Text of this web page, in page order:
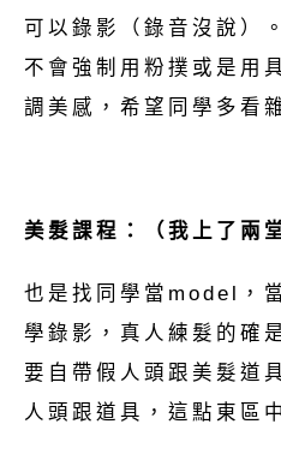
可以錄影（錄音沒說）
不會強制用粉撲或是用
調美感，希望同學多看
美髮課程：（我上了兩
也是找同學當model，
學錄影，真人練髮的確
要自帶假人頭跟美髮道
人頭跟道具，這點東區